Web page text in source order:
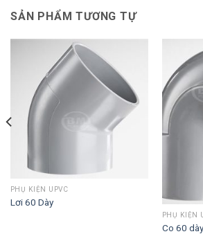
SẢN PHẨM TƯƠNG TỰ
PHỤ KIỆN UPVC
Lơi 60 Dày
PHỤ KIỆN
Co 60 dày